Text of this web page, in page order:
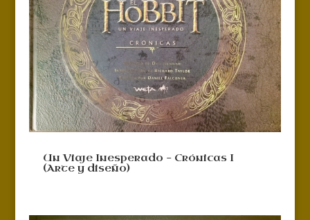
Un Viaje Inesperado – Crónicas I
(Arte y diseño)